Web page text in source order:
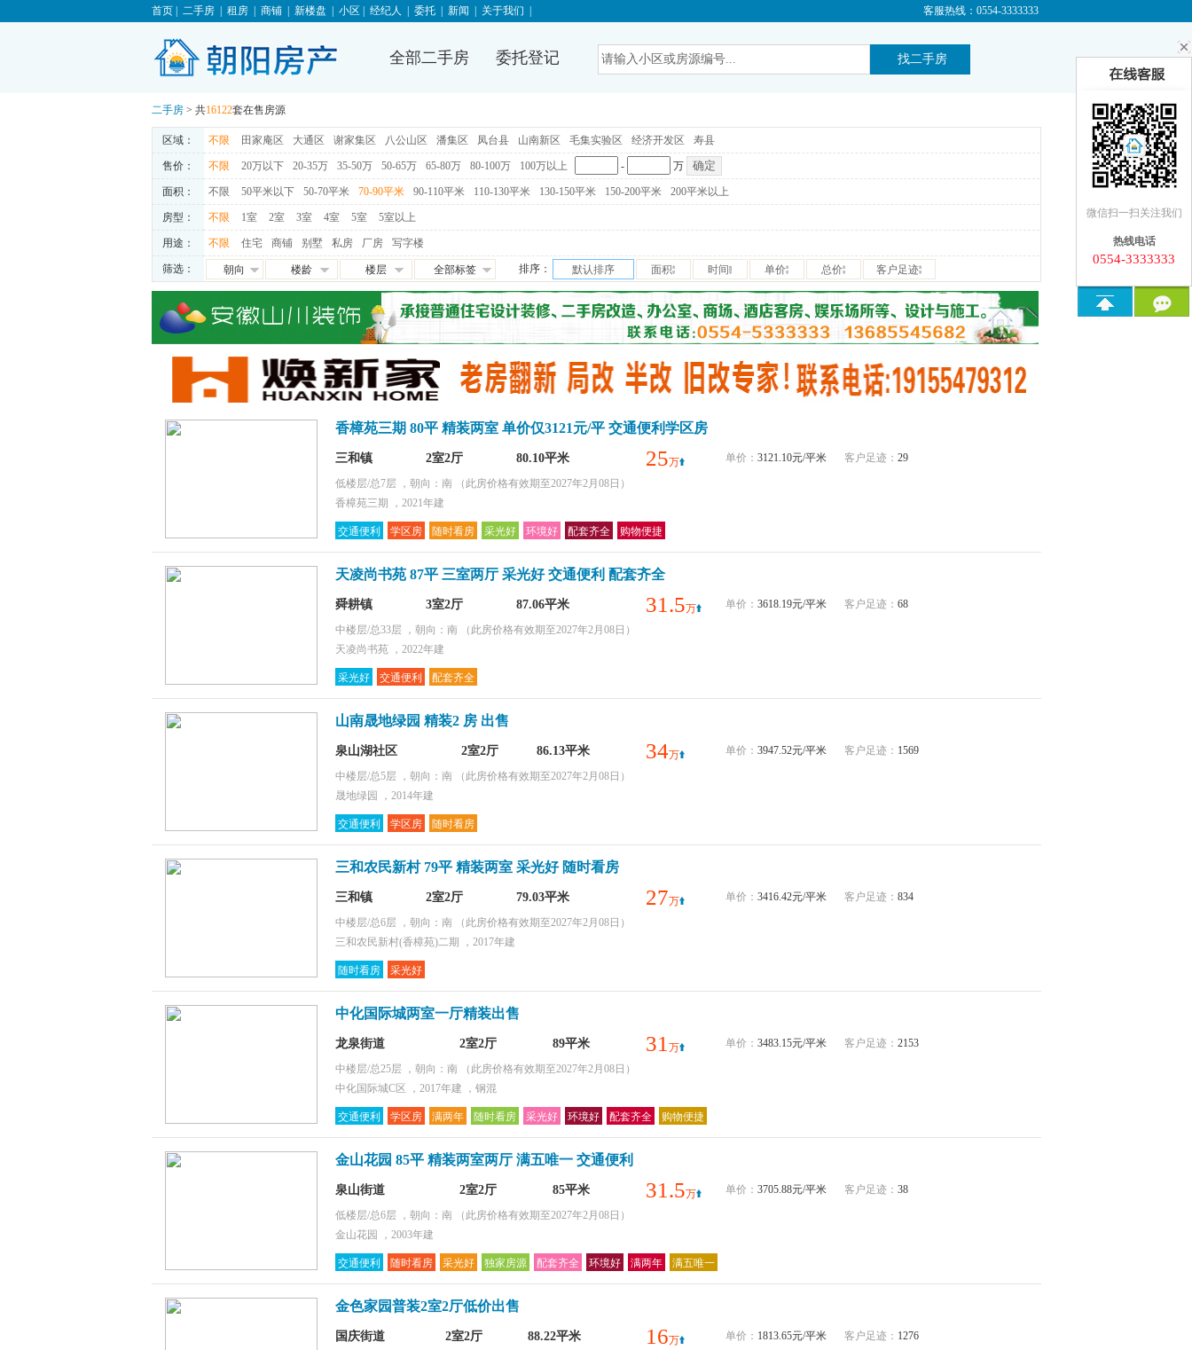
首页| 二手房| 租房| 商铺| 新楼盘 小区 经纪人 委托| 新闻 关于我们 客服热线：0554-3333333
全部二手房 委托登记
微信扫一扫关注我们
热线电话
0554-3333333
二手房> 共16122套在售房源
区域： 不限 田家庵区 大通区 谢家集区 八公山区 潘集区 凤台县 山南新区 毛集实验区 经济开发区 寿县
售价： 不限 20万以下 20-35万 35-50万 50-65万 65-80万 80-100万 100万以上 - 万
面积： 不限 50平米以下 50-70平米 70-90平米 90-110平米 110-130平米 130-150平米 150-200平米 200平米以上
房型： 不限 1室 2室 3室 4室 5室 5室以上
用途： 不限 住宅 商铺 别墅 私房 厂房 写字楼
筛选：
朝向
朝西
朝南
楼龄
5-10年
10-15年
楼层
中层
低层
地下室
全部标签
满五唯一
交通便利
学区房
随时看房
独家房源
采光好
购物便捷
排序： 默认排序 面积 时间 单价 总价 客户足迹
香樟苑三期 80平 精装两室 单价仅3121元/平 交通便利学区房
三和镇 2室2厅 80.10平米 25万 单价： 3121.10元/平米 客户足迹： 29
低楼层/总7层 ，朝向：南
（此房价格有效期至2027年2月08日）
香樟苑三期 ，2021年建
交通便利 学区房 随时看房 采光好 环境好 配套齐全 购物便捷
天凌尚书苑 87平 三室两厅 采光好 交通便利 配套齐全
舜耕镇 3室2厅 87.06平米 31.5万 单价： 3618.19元/平米 客户足迹： 68
中楼层/总33层 ，朝向：南
（此房价格有效期至2027年2月08日）
天凌尚书苑 ，2022年建
采光好 交通便利 配套齐全
山南晟地绿园 精装2 房 出售
泉山湖社区 2室2厅 86.13平米 34万 单价： 3947.52元/平米 客户足迹： 1569
中楼层/总5层 ，朝向：南
（此房价格有效期至2027年2月08日）
晟地绿园 ，2014年建
交通便利 学区房 随时看房
三和农民新村 79平 精装两室 采光好 随时看房
三和镇 2室2厅 79.03平米 27万 单价： 3416.42元/平米 客户足迹： 834
中楼层/总6层 ，朝向：南
（此房价格有效期至2027年2月08日）
三和农民新村(香樟苑)二期 ，2017年建
随时看房 采光好
中化国际城两室一厅精装出售
龙泉街道 2室2厅 89平米 31 万 单价： 3483.15元/平米 客户足迹： 2153
中楼层/总25层 ，朝向：南
（此房价格有效期至2027年2月08日）
中化国际城C区 ，2017年建 ，钢混
交通便利 学区房 满两年 随时看房 采光好 环境好 配套齐全 购物便捷
金山花园 85平 精装两室两厅 满五唯一 交通便利
泉山街道 2室2厅 85平米 31.5万 单价： 3705.88元/平米 客户足迹： 38
低楼层/总6层 ，朝向：南
（此房价格有效期至2027年2月08日）
金山花园 ，2003年建
交通便利 随时看房 采光好 独家房源 配套齐全 环境好 满两年 满五唯一
金色家园普装2室2厅低价出售
国庆街道 2室2厅 88.22平米 16万 单价： 1813.65元/平米 客户足迹： 1276